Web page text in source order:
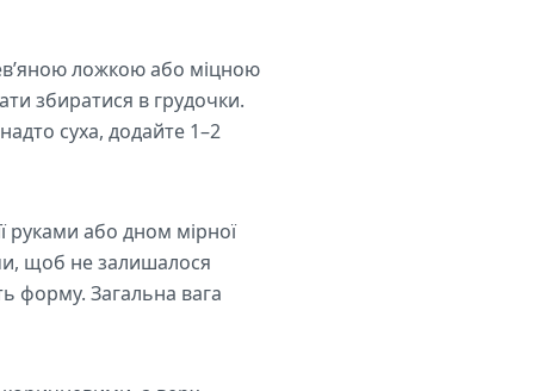
ложкою або міцною
збиратися в грудочки.
суха, додайте 1–2
руками або дном мірної
щоб не залишалося
форму. Загальна вага